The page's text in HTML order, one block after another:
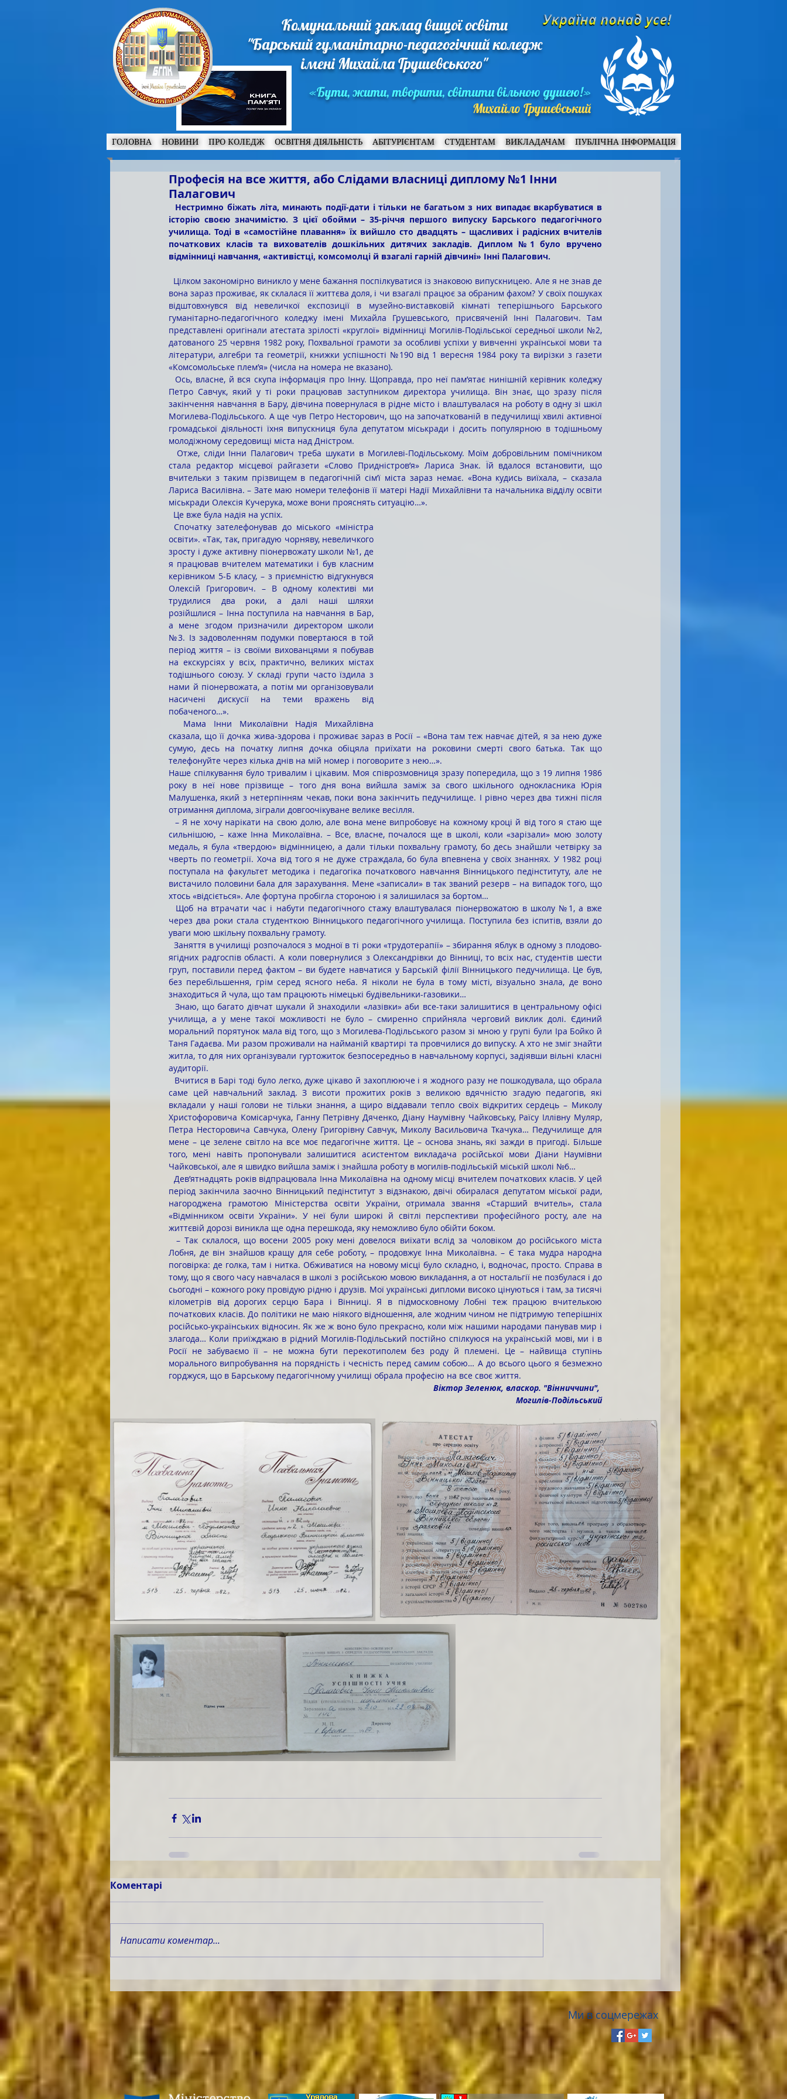
Комунальний заклад вищої освіти
"Барський гуманітарно-педагогічний коледж
імені Михайла Грушевського"
«Бути, жити, творити, світити вільною душею!»
Михайло Грушевський
ГОЛОВНА НОВИНИ ПРО КОЛЕДЖ ОСВІТНЯ ДІЯЛЬНІСТЬ АБІТУРІЄНТАМ СТУДЕНТАМ ВИКЛАДАЧАМ ПУБЛІЧНА ІНФОРМАЦІЯ
Професія на все життя, або Слідами власниці диплому №1 Інни
Палагович
історію своєю значимістю. З цієї обойми – 35-річчя першого випуску Барського педагогічного
училища. Тоді в «самостійне плавання» їх вийшло сто двадцять – щасливих і радісних вчителів
початкових класів та вихователів дошкільних дитячих закладів. Диплом №1 було вручено
відмінниці навчання, «активістці, комсомолці й взагалі гарній дівчині» Інні Палагович.
вона зараз проживає, як склалася її життєва доля, і чи взагалі працює за обраним фахом? У своїх пошуках
відштовхнувся від невеличкої експозиції в музейно-виставковій кімнаті теперішнього Барського
гуманітарно-педагогічного коледжу імені Михайла Грушевського, присвяченій Інні Палагович. Там
представлені оригінали атестата зрілості «круглої» відмінниці Могилів-Подільської середньої школи №2,
датованого 25 червня 1982 року, Похвальної грамоти за особливі успіхи у вивченні української мови та
літератури, алгебри та геометрії, книжки успішності №190 від 1 вересня 1984 року та вирізки з газети
«Комсомольське плем’я» (числа на номера не вказано).
Петро Савчук, який у ті роки працював заступником директора училища. Він знає, що зразу після
закінчення навчання в Бару, дівчина повернулася в рідне місто і влаштувалася на роботу в одну зі шкіл
Могилева-Подільського. А ще чув Петро Несторович, що на започаткованій в педучилищі хвилі активної
громадської діяльності їхня випускниця була депутатом міськради і досить популярною в тодішньому
молодіжному середовищі міста над Дністром.
стала редактор місцевої райгазети «Слово Придністров’я» Лариса Знак. Їй вдалося встановити, що
вчительки з таким прізвищем в педагогічній сім’ї міста зараз немає. «Вона кудись виїхала, – сказала
Лариса Василівна. – Зате маю номери телефонів її матері Надії Михайлівни та начальника відділу освіти
міськради Олексія Кучерука, може вони прояснять ситуацію…».
  Це вже була надія на успіх.
освіти». «Так, так, пригадую чорняву, невеличкого
зросту і дуже активну піонервожату школи №1, де
я працював вчителем математики і був класним
керівником 5-Б класу, – з приємністю відгукнувся
Олексій Григорович. – В одному колективі ми
трудилися два роки, а далі наші шляхи
розійшлися – Інна поступила на навчання в Бар,
а мене згодом призначили директором школи
№3. Із задоволенням подумки повертаюся в той
період життя – із своїми вихованцями я побував
на екскурсіях у всіх, практично, великих містах
тодішнього союзу. У складі групи часто їздила з
нами й піонервожата, а потім ми організовували
насичені дискусії на теми вражень від
побаченого…».
сказала, що її дочка жива-здорова і проживає зараз в Росії – «Вона там теж навчає дітей, я за нею дуже
сумую, десь на початку липня дочка обіцяла приїхати на роковини смерті свого батька. Так що
телефонуйте через кілька днів на мій номер і поговорите з нею…».
Наше спілкування було тривалим і цікавим. Моя співрозмовниця зразу попередила, що з 19 липня 1986
року в неї нове прізвище – того дня вона вийшла заміж за свого шкільного однокласника Юрія
Малушенка, який з нетерпінням чекав, поки вона закінчить педучилище. І рівно через два тижні після
отримання диплома, зіграли довгоочікуване велике весілля.
сильнішою, – каже Інна Миколаївна. – Все, власне, почалося ще в школі, коли «зарізали» мою золоту
медаль, я була «твердою» відмінницею, а дали тільки похвальну грамоту, бо десь знайшли четвірку за
чверть по геометрії. Хоча від того я не дуже страждала, бо була впевнена у своїх знаннях. У 1982 році
поступала на факультет методика і педагогіка початкового навчання Вінницького педінституту, але не
вистачило половини бала для зарахування. Мене «записали» в так званий резерв – на випадок того, що
хтось «відсіється». Але фортуна пробігла стороною і я залишилася за бортом…
через два роки стала студенткою Вінницького педагогічного училища. Поступила без іспитів, взяли до
уваги мою шкільну похвальну грамоту.
  Заняття в училищі розпочалося з модної в ті роки «трудотерапії» – збирання яблук в одному з плодово-
ягідних радгоспів області. А коли повернулися з Олександрівки до Вінниці, то всіх нас, студентів шести
груп, поставили перед фактом – ви будете навчатися у Барській філії Вінницького педучилища. Це був,
без перебільшення, грім серед ясного неба. Я ніколи не була в тому місті, візуально знала, де воно
знаходиться й чула, що там працюють німецькі будівельники-газовики…
  Знаю, що багато дівчат шукали й знаходили «лазівки» аби все-таки залишитися в центральному офісі
училища, а у мене такої можливості не було – смиренно сприйняла черговий виклик долі. Єдиний
моральний порятунок мала від того, що з Могилева-Подільського разом зі мною у групі були Іра Бойко й
Таня Гадаєва. Ми разом проживали на найманій квартирі та провчилися до випуску. А хто не зміг знайти
житла, то для них організували гуртожиток безпосередньо в навчальному корпусі, задіявши вільні класні
аудиторії.
саме цей навчальний заклад. З висоти прожитих років з великою вдячністю згадую педагогів, які
вкладали у наші голови не тільки знання, а щиро віддавали тепло своїх відкритих сердець – Миколу
Христофоровича Комісарчука, Ганну Петрівну Дяченко, Діану Наумівну Чайковську, Раїсу Іллівну Муляр,
Петра Несторовича Савчука, Олену Григорівну Савчук, Миколу Васильовича Ткачука… Педучилище для
мене – це зелене світло на все моє педагогічне життя. Це – основа знань, які зажди в пригоді. Більше
того, мені навіть пропонували залишитися асистентом викладача російської мови Діани Наумівни
Чайковської, але я швидко вийшла заміж і знайшла роботу в могилів-подільській міській школі №6…
  Дев’ятнадцять років відпрацювала Інна Миколаївна на одному місці вчителем початкових класів. У цей
період закінчила заочно Вінницький педінститут з відзнакою, двічі обиралася депутатом міської ради,
нагороджена грамотою Міністерства освіти України, отримала звання «Старший вчитель», стала
«Відмінником освіти України». У неї були широкі й світлі перспективи професійного росту, але на
життєвій дорозі виникла ще одна перешкода, яку неможливо було обійти боком.
  – Так склалося, що восени 2005 року мені довелося виїхати вслід за чоловіком до російського міста
Лобня, де він знайшов кращу для себе роботу, – продовжує Інна Миколаївна. – Є така мудра народна
поговірка: де голка, там і нитка. Обживатися на новому місці було складно, і, водночас, просто. Справа в
тому, що я свого часу навчалася в школі з російською мовою викладання, а от ностальгії не позбулася і до
сьогодні – кожного року провідую рідню і друзів. Мої українські дипломи високо цінуються і там, за тисячі
кілометрів від дорогих серцю Бара і Вінниці. Я в підмосковному Лобні теж працюю вчителькою
початкових класів. До політики не маю ніякого відношення, але жодним чином не підтримую теперішніх
російсько-українських відносин. Як же ж воно було прекрасно, коли між нашими народами панував мир і
злагода… Коли приїжджаю в рідний Могилів-Подільський постійно спілкуюся на українській мові, ми і в
Росії не забуваємо її – не можна бути перекотиполем без роду й племені. Це – найвища ступінь
морального випробування на порядність і чесність перед самим собою… А до всього цього я безмежно
горджуся, що в Барському педагогічному училищі обрала професію на все своє життя.
Віктор Зеленюк, власкор. "Вінниччини",
Могилів-Подільський
Коментарі
Написати коментар...
Ми в соцмережах